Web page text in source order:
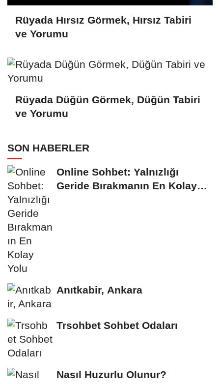
Rüyada Hırsız Görmek, Hırsız Tabiri
ve Yorumu
Rüyada Düğün Görmek, Düğün Tabiri
ve Yorumu
SON HABERLER
Online Sohbet: Yalnızlığı
Geride Bırakmanın En Kolay
Anıtkabir, Ankara
Trsohbet Sohbet Odaları
Nasıl Huzurlu Olunur?